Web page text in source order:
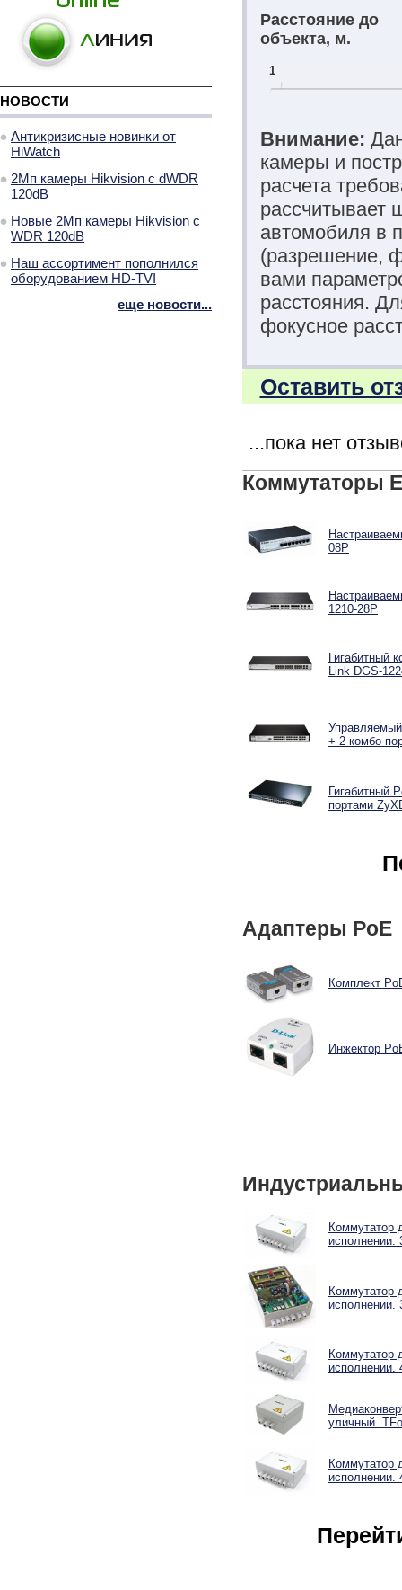
Расстояние до
объекта, м.
1
Внимание:
камеры и
расчета
рассчитывает
автомобиля в
(разрешение,
вами
расстояния.
фокусное
Оставить
...пока нет
Коммутаторы
08P
1210-28P
Гигабитный
Link DGS-
+ 2 комбо-
Гигабитный
портами
Адаптеры PoE
Комплект
Инжектор
Коммутатор
исполнении.
Коммутатор
исполнении.
Коммутатор
исполнении.
уличный.
Коммутатор
исполнении.
НОВОСТИ
Антикризисные новинки от
HiWatch
2Мп камеры Hikvision с dWDR
120dB
Новые 2Мп камеры Hikvision с
WDR 120dB
Наш ассортимент пополнился
оборудованием HD-TVI
еще новости...